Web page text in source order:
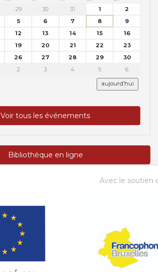
29 30 31 1
2
5 6 7 8
9
12 13 14 15
16
19 20 21 22
23
26 27 28 29
30
2 3 4 5 6
aujourd’hui
Voir tous les événements
Bibliothèque en ligne
Avec le soutien